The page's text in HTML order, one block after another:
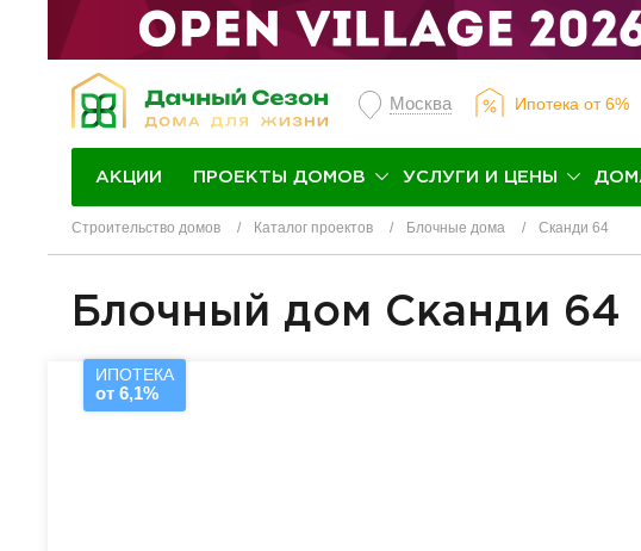
Москва Ипотека от 6%
АКЦИИ ПРОЕКТЫ ДОМОВ УСЛУГИ И ЦЕНЫ
Строительство домов Каталог проектов Блочные дома Сканди 64
Блочный дом Сканди 64
ИПОТЕКА
от 6,1%